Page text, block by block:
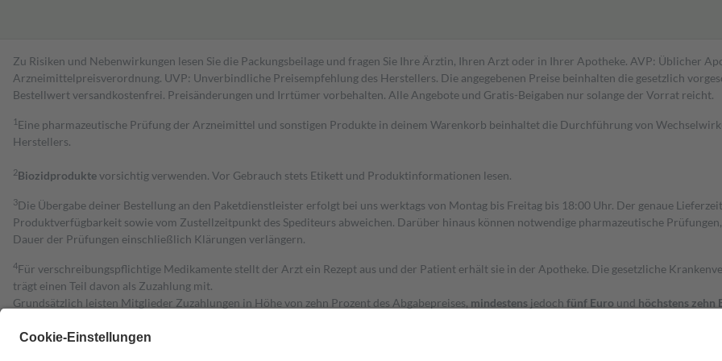
Zu Risiken und Nebenwirkungen lesen Sie die Packungsbeilage und fragen Sie Ihre Ärztin, Ihren Arzt oder in Ihrer Apotheke. AVP: Üblicher
Arzneimittelpreisverordnung. UVP: Unverbindliche Preisempfehlung des Herstellers. Die angegebenen Preise beinhalten die gesetzlich
Bestell­wert versand­kosten­frei. Preisänderungen und Irrtümer vorbehalten. Alle Angebote und Gratis-Beigaben nur solange der Vorrat reicht.
1 Eine pharmazeutische Prüfung der Arzneimittel und sonstigen Produkte in deinem Warenkorb beinhaltet die Durchführung von
Herstellers.
2Biozidproduktevorsichtig verwenden. Vor Gebrauch stets Etikett und Produktinformationen lesen.
3Die Übergabe deiner Bestellung an den Paketdienstleister erfolgt bei uns werktags von Montag bis Freitag bis 18:00 Uhr. Der genaue
Produktverfügbarkeit sowie vom Zustellzeitpunkt des Spediteurs abweichen. Darüber hinaus können notwendige pharmazeutische
Dauer der Prüfungen einschließlich Klärungen verlängern.
4Für verschreibungspflichtige Medikamente stellt der Arzt ein Rezept aus und der Patient erhält sie in der Apotheke. Die gesetzliche
trägt einen Teil davon als Zuzahlung mit.
Grundsätzlich leisten Mitglieder Zuzahlungen in Höhe von zehn Prozent des Abgabepreises, mindestens jedoch fünf Euro und höchstens zehn
Diese Regeln gelten grundsätzlich auch für Online-Apotheken.